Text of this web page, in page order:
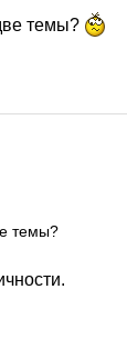
темы?
темы?